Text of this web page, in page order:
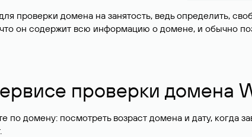
проверки домена на занятость, ведь определить,
он содержит всю информацию о домене, и обычно
проверки домена
домену: посмотреть возраст домена и дату, когда